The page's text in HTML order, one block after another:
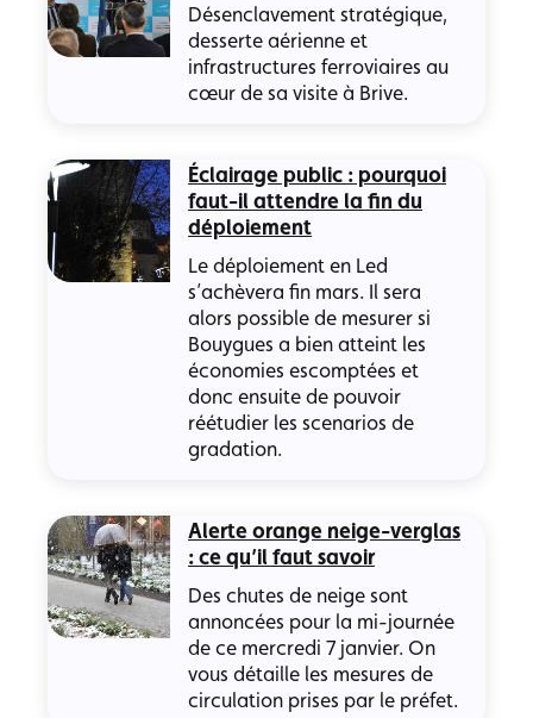
Désenclavement stratégique,
desserte aérienne et
infrastructures ferroviaires au
cœur de sa visite à Brive.
Éclairage public : pourquoi
faut-il attendre la fin du
déploiement
Le déploiement en Led
s’achèvera fin mars. Il sera
alors possible de mesurer si
Bouygues a bien atteint les
économies escomptées et
donc ensuite de pouvoir
réétudier les scenarios de
gradation.
Alerte orange neige-verglas
: ce qu’il faut savoir
Des chutes de neige sont
annoncées pour la mi-journée
de ce mercredi 7 janvier. On
vous détaille les mesures de
circulation prises par le préfet.